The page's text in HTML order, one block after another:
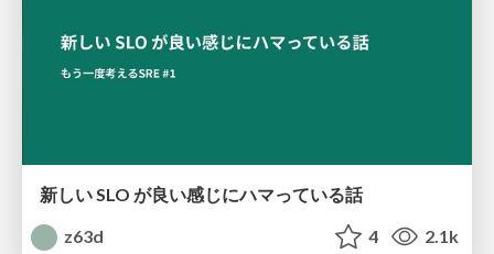
新しい SLO が良い感じにハマっている話
z63d
4 2.1k